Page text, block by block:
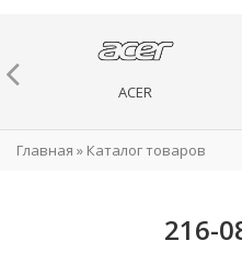
ACER
Главная » Каталог товаров
216-